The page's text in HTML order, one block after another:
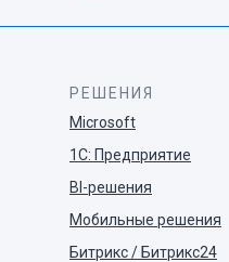
РЕШЕНИЯ
Microsoft
1С: Предприятие
BI-решения
Мобильные решения
Битрикс / Битрикс24